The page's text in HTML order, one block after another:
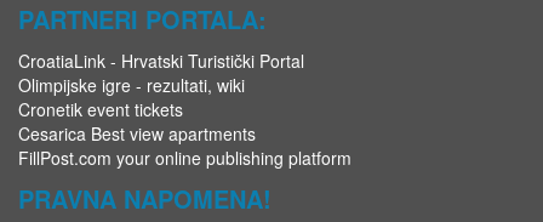
PARTNERI PORTALA:
CroatiaLink - Hrvatski Turistički Portal
Olimpijske igre - rezultati, wiki
Cronetik event tickets
Cesarica Best view apartments
FillPost.com your online publishing platform
PRAVNA NAPOMENA!